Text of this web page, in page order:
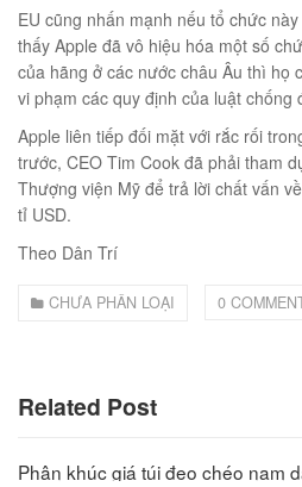
Túi đeo chéo nam công sở da bò sáp đựng tài liệu A4 KT57
₫
EU cũng nhấn mạnh nếu tổ chức
thấy Apple đã vô hiệu hóa một số
của hãng ở các nước châu Âu thì họ
vi phạm các quy định của luật chống
Apple liên tiếp đối mặt với rắc rối
trước, CEO Tim Cook đã phải tham
Thượng viện Mỹ để trả lời chất vấn
tỉ USD.
Theo Dân Trí
CHƯA PHÂN LOẠI 0
Related Post
Phân khúc giá túi đeo chéo nam